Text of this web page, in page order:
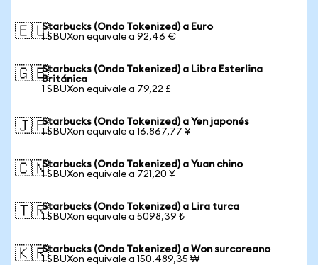
🇪🇺Starbucks (Ondo Tokenized) a Euro
1 SBUXon equivale a 92,46 €
🇬🇧Starbucks (Ondo Tokenized) a Libra Esterlina
Británica
1 SBUXon equivale a 79,22 £
🇯🇵Starbucks (Ondo Tokenized) a Yen japonés
1 SBUXon equivale a 16.867,77 ¥
🇨🇳Starbucks (Ondo Tokenized) a Yuan chino
1 SBUXon equivale a 721,20 ¥
🇹🇷Starbucks (Ondo Tokenized) a Lira turca
1 SBUXon equivale a 5098,39 ₺
🇰🇷Starbucks (Ondo Tokenized) a Won surcoreano
1 SBUXon equivale a 150.489,35 ₩